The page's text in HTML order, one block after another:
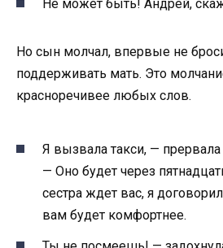
Не может быть! Андрей,
Но сын молчал, впервые не
поддерживать мать. Это
красноречивее любых слов.
Я вызвала такси, —
— Оно будет через
сестра ждет вас, я
вам будет комфортнее.